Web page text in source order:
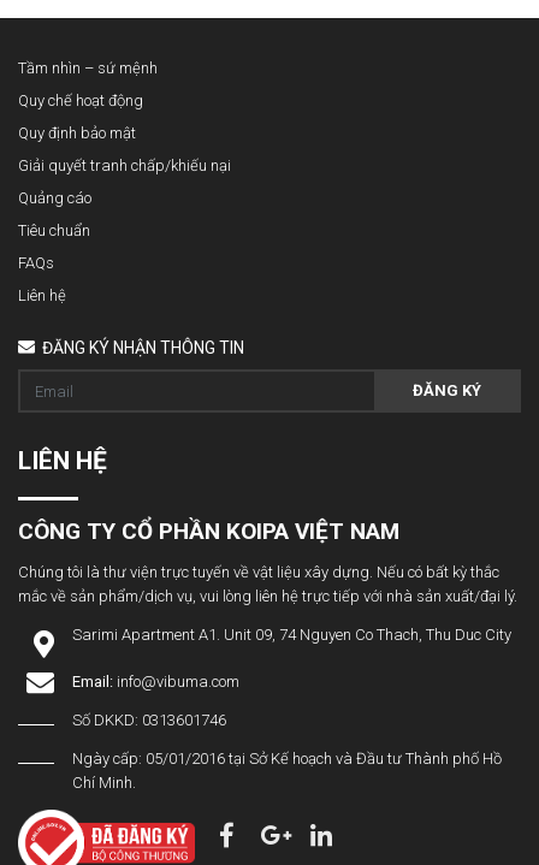
Tầm nhìn – sứ mệnh
Quy chế hoạt động
Quy định bảo mật
Giải quyết tranh chấp/khiếu nại
Quảng cáo
Tiêu chuẩn
FAQs
Liên hệ
ĐĂNG KÝ NHẬN THÔNG TIN
ĐĂNG KÝ
LIÊN HỆ
CÔNG TY CỔ PHẦN KOIPA VIỆT NAM
Chúng tôi là thư viện trực tuyến về vật liệu xây dựng. Nếu có bất kỳ thắc
mắc về sản phẩm/dịch vụ, vui lòng liên hệ trực tiếp với nhà sản xuất/đại lý.
Sarimi Apartment A1. Unit 09, 74 Nguyen Co Thach, Thu Duc City
Email: info@vibuma.com
Số DKKD: 0313601746
Ngày cấp: 05/01/2016 tại Sở Kế hoạch và Đầu tư Thành phố Hồ
Chí Minh.